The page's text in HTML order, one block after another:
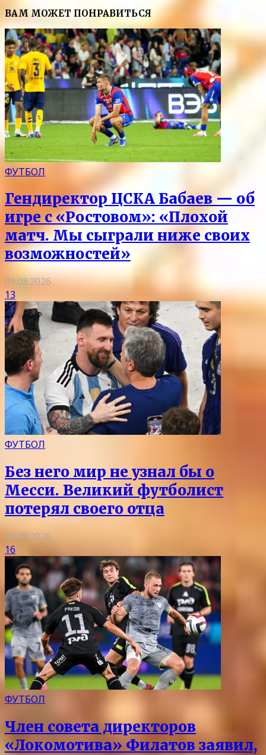
ВАМ МОЖЕТ ПОНРАВИТЬСЯ
ФУТБОЛ
Гендиректор ЦСКА Бабаев — об
игре с «Ростовом»: «Плохой
матч. Мы сыграли ниже своих
возможностей»
09.08.2026
13
ФУТБОЛ
Без него мир не узнал бы о
Месси. Великий футболист
потерял своего отца
09.08.2026
16
ФУТБОЛ
Член совета директоров
«Локомотива» Филатов заявил,